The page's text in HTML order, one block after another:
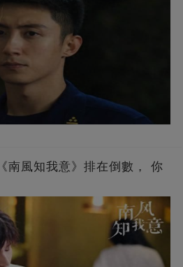
南風知我意》排在倒數， 你